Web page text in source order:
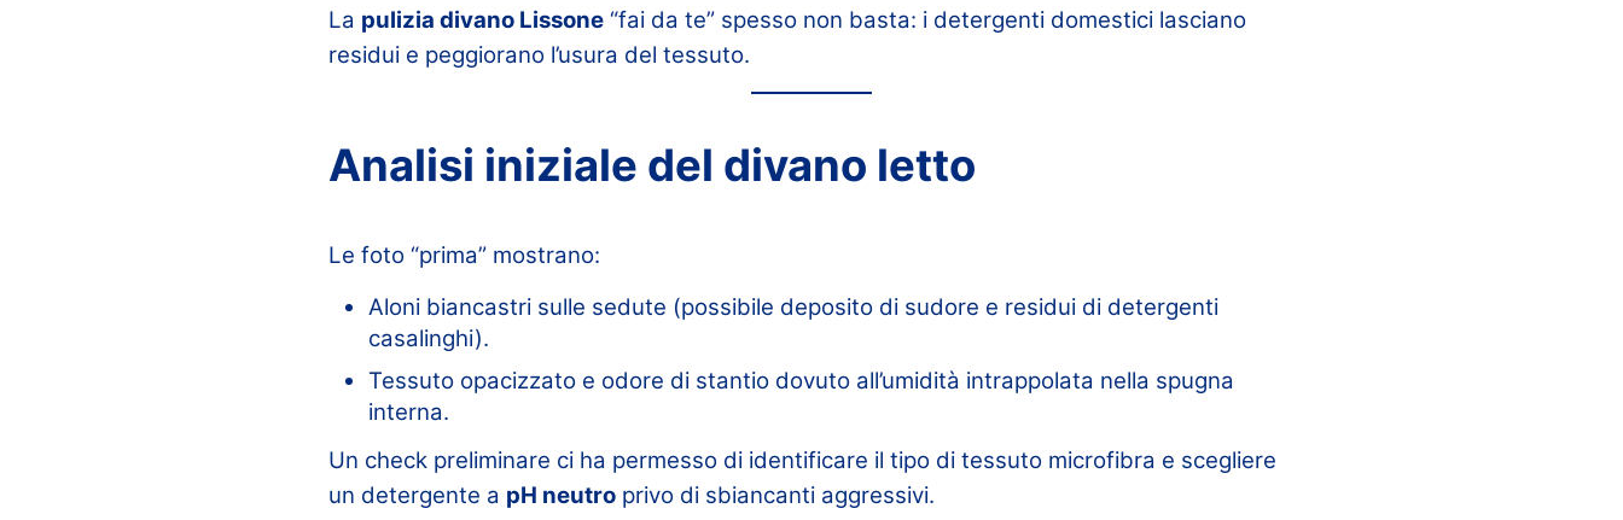
La pulizia divano Lissone “fai da te” spesso non basta: i detergenti domestici lasciano
residui e peggiorano l’usura del tessuto.
Analisi iniziale del divano letto
Le foto “prima” mostrano:
Aloni biancastri sulle sedute (possibile deposito di sudore e residui di detergenti
casalinghi).
Tessuto opacizzato e odore di stantio dovuto all’umidità intrappolata nella spugna
interna.
Un check preliminare ci ha permesso di identificare il tipo di tessuto microfibra e scegliere
un detergente a pH neutro privo di sbiancanti aggressivi.